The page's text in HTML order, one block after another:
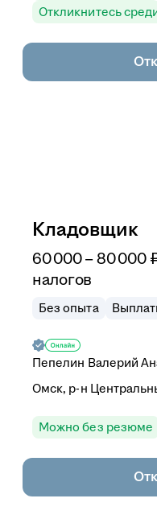
Откликнитесь
Кладовщик
60 000–80 000
налогов
Без опыта
Пепелин Валерий
Омск, р-н
Можно без резюме